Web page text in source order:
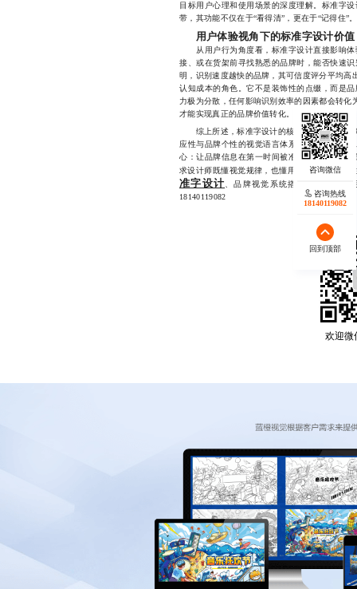
目标用户心理和使用场景的深度理解。标准字
带，其功能不仅在于“看得清”，更在于“记得住”。
用户体验视角下的标准字设计价值
从用户行为角度看，标准字设计直接影响体
接、或在货架前寻找熟悉的品牌时，能否快速
明，识别速度越快的品牌，其可信度评分平均高
认知成本的角色。它不是装饰性的点缀，而是
力极为分散，任何影响识别效率的因素都会转化
才能实现真正的品牌价值转化。
综上所述，标准字设计的核心不应仅停留在
应性与品牌个性的视觉语言体系。无论是可读
心：让品牌信息在第一时间被准确接收。在这
求设计师既懂视觉规律，也懂用户心理。我们
准字设计
、品牌视觉系统搭建、多场景
18140119082
欢迎微
咨询热线
18140119082
回到顶部